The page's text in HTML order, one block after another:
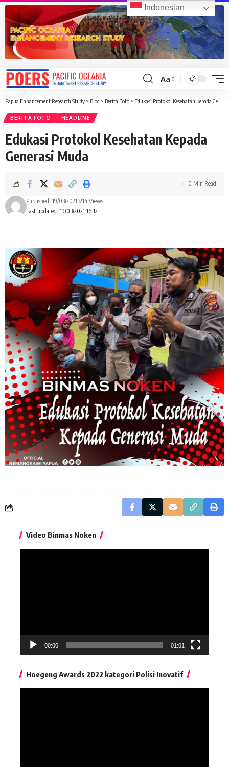
Font
Resizer
Aa
Papua Enhancement Research Study > Blog > Berita Foto > Edukasi Protokol Kesehatan Kepada Generasi Muda
BERITA FOTO HEADLINE
Edukasi Protokol Kesehatan Kepada
Generasi Muda
Last updated: 19/03/2021 16:12
Published: 19/03/2021 214 Views
0 Min Read
Video Binmas Noken
00:00 01:01
Hoegeng Awards 2022 kategori Polisi Inovatif
Indonesian